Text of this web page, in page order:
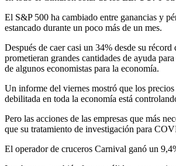
El S&P 500 ha cambiado entre ganancias y
estancado durante un poco más de un mes.
Después de caer casi un 34% desde su
prometieran grandes cantidades de ayuda
de algunos economistas para la economía.
Un informe del viernes mostró que los
debilitada en toda la economía está
Pero las acciones de las empresas que más
que su tratamiento de investigación para
El operador de cruceros Carnival ganó un